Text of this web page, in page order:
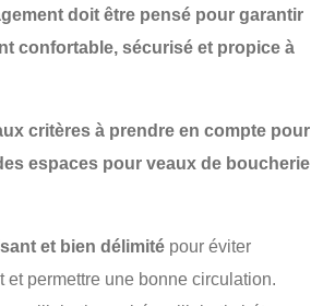
doit être pensé pour garantir
confortable, sécurisé et propice à
critères à prendre en compte pour
espaces pour veaux de boucherie
et bien délimité pour éviter
et permettre une bonne circulation.